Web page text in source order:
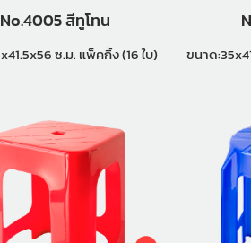
No.4005 สีทูโทน
ขนาด:35x41.5x56 ซ.ม. แพ็คกิ้ง (16 ใบ)